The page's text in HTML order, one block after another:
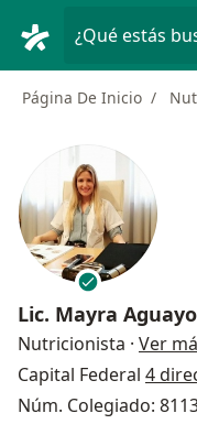
¿Qué estás
Página De Inicio
Lic. Mayra Aguayo
Nutricionista · Ver
Capital Federal 4
Núm. Colegiado: